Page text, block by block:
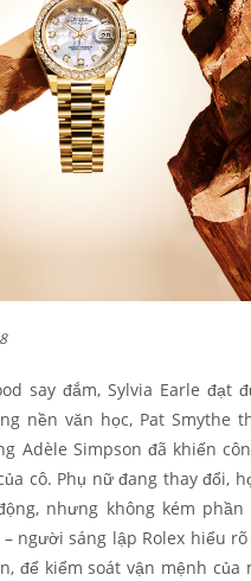
say đắm, Sylvia Earle đạt
nền văn học, Pat Smythe
Adèle Simpson đã khiến
cô. Phụ nữ đang thay đổi,
nhưng không kém
người sáng lập Rolex hiểu
để kiểm soát vận mệnh của